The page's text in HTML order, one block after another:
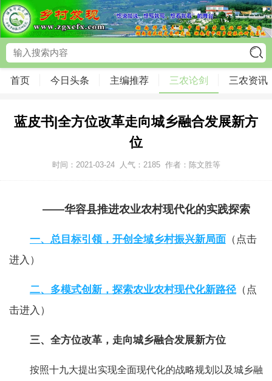
首页 今日头条 主编推荐 三农论剑 三农资讯
蓝皮书|全方位改革走向城乡融合发展新方
位
时间：2021-03-24 人气： 2185 作者：陈文胜等
——华容县推进农业农村现代化的实践探索
一、总目标引领，开创全域乡村振兴新局面 （点击
进入）
二、多模式创新，探索农业农村现代化新路径（点
击进入）
三、全方位改革，走向城乡融合发展新方位
按照十九大提出实现全面现代化的战略规划以及城乡融